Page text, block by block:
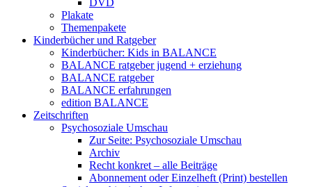
DVD
Plakate
Themenpakete
Kinderbücher und Ratgeber
Kinderbücher: Kids in BALANCE
BALANCE ratgeber jugend + erziehung
BALANCE ratgeber
BALANCE erfahrungen
edition BALANCE
Zeitschriften
Psychosoziale Umschau
Zur Seite: Psychosoziale Umschau
Archiv
Recht konkret – alle Beiträge
Abonnement oder Einzelheft (Print) bestellen